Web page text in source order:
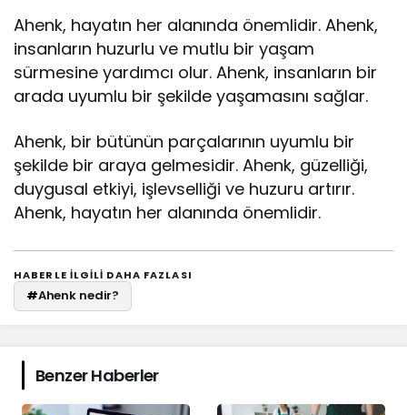
Ahenk, hayatın her alanında önemlidir. Ahenk,
insanların huzurlu ve mutlu bir yaşam
sürmesine yardımcı olur. Ahenk, insanların bir
arada uyumlu bir şekilde yaşamasını sağlar.
Ahenk, bir bütünün parçalarının uyumlu bir
şekilde bir araya gelmesidir. Ahenk, güzelliği,
duygusal etkiyi, işlevselliği ve huzuru artırır.
Ahenk, hayatın her alanında önemlidir.
HABERLE ILGILI DAHA FAZLASI
#Ahenk nedir?
Benzer Haberler